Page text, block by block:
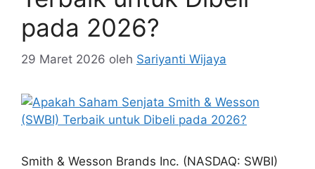
pada 2026?
29 Maret 2026 oleh Sariyanti Wijaya
Smith & Wesson Brands Inc. (NASDAQ: SWBI)